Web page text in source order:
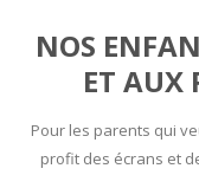
NOS
ET AUX
Pour les parents qui
profit des écrans et